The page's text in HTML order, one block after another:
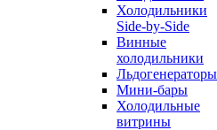
Холодильники
Side-by-Side
Винные
холодильники
Льдогенераторы
Мини-бары
Холодильные
витрины